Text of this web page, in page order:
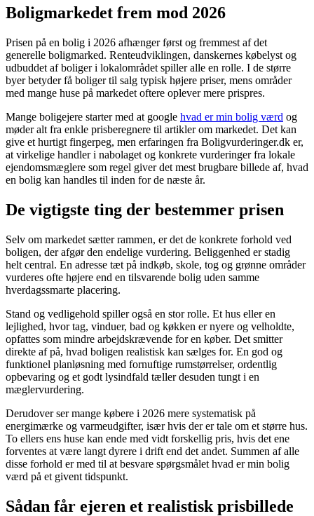
Boligmarkedet frem mod 2026
Prisen på en bolig i 2026 afhænger først og fremmest af det
generelle boligmarked. Renteudviklingen, danskernes købelyst og
udbuddet af boliger i lokalområdet spiller alle en rolle. I de større
byer betyder få boliger til salg typisk højere priser, mens områder
med mange huse på markedet oftere oplever mere prispres.
Mange boligejere starter med at google hvad er min bolig værd og
møder alt fra enkle prisberegnere til artikler om markedet. Det kan
give et hurtigt fingerpeg, men erfaringen fra Boligvurderinger.dk er,
at virkelige handler i nabolaget og konkrete vurderinger fra lokale
ejendomsmæglere som regel giver det mest brugbare billede af, hvad
en bolig kan handles til inden for de næste år.
De vigtigste ting der bestemmer prisen
Selv om markedet sætter rammen, er det de konkrete forhold ved
boligen, der afgør den endelige vurdering. Beliggenhed er stadig
helt central. En adresse tæt på indkøb, skole, tog og grønne områder
vurderes ofte højere end en tilsvarende bolig uden samme
hverdagssmarte placering.
Stand og vedligehold spiller også en stor rolle. Et hus eller en
lejlighed, hvor tag, vinduer, bad og køkken er nyere og velholdte,
opfattes som mindre arbejdskrævende for en køber. Det smitter
direkte af på, hvad boligen realistisk kan sælges for. En god og
funktionel planløsning med fornuftige rumstørrelser, ordentlig
opbevaring og et godt lysindfald tæller desuden tungt i en
mæglervurdering.
Derudover ser mange købere i 2026 mere systematisk på
energimærke og varmeudgifter, især hvis der er tale om et større hus.
To ellers ens huse kan ende med vidt forskellig pris, hvis det ene
forventes at være langt dyrere i drift end det andet. Summen af alle
disse forhold er med til at besvare spørgsmålet hvad er min bolig
værd på et givent tidspunkt.
Sådan får ejeren et realistisk prisbillede